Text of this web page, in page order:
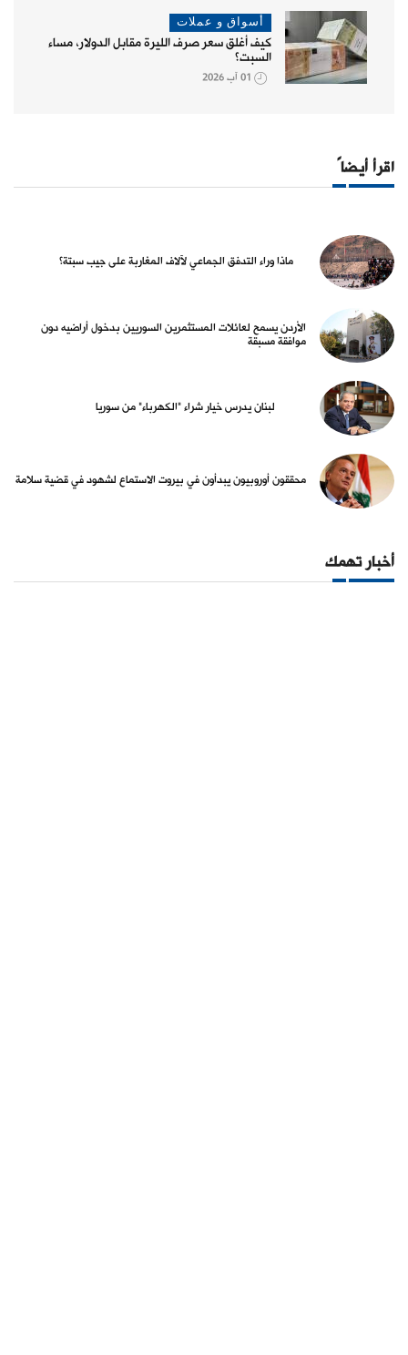
أسواق و عملات
كيف أغلق سعر صرف الليرة مقابل الدولار، مساء
السبت؟
01 آب 2026
اقرأ أيضاً
ماذا وراء التدفق الجماعي لآلاف المغاربة على جيب سبتة؟
الأردن يسمح لعائلات المستثمرين السوريين بدخول أراضيه دون
موافقة مسبقة
لبنان يدرس خيار شراء "الكهرباء" من سوريا
محققون أوروبيون يبدأون في بيروت الاستماع لشهود في قضية سلامة
أخبار تهمك